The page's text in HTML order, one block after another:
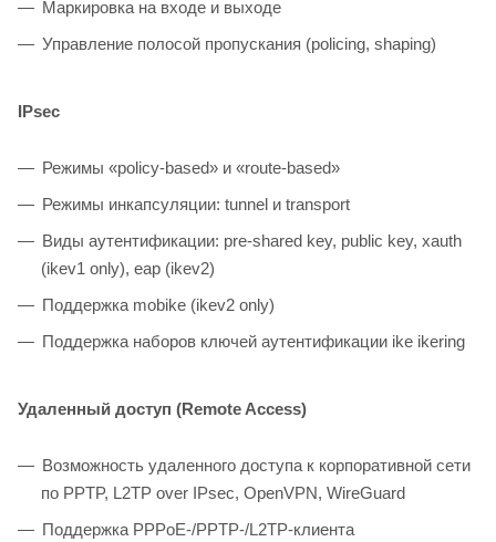
Маркировка на входе и выходе
Управление полосой пропускания (policing, shaping)
IPsec
Режимы «policy-based» и «route-based»
Режимы инкапсуляции: tunnel и transport
Виды аутентификации: pre-shared key, public key, xauth
(ikev1 only), eap (ikev2)
Поддержка mobike (ikev2 only)
Поддержка наборов ключей аутентификации ike ikering
Удаленный доступ (Remote Access)
Возможность удаленного доступа к корпоративной сети
по PPTP, L2TP over IPsec, OpenVPN, WireGuard
Поддержка PPPoE-/PPTP-/L2TP-клиента